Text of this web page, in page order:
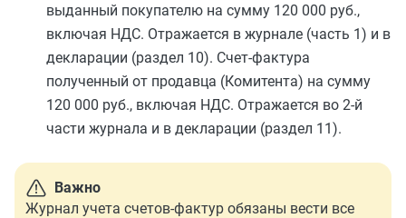
выданный покупателю на сумму 120 000 руб.,
включая НДС. Отражается в журнале (часть 1) и в
декларации (раздел 10). Счет-фактура
полученный от продавца (Комитента) на сумму
120 000 руб., включая НДС. Отражается во 2-й
части журнала и в декларации (раздел 11).
Важно
Журнал учета счетов-фактур обязаны вести все